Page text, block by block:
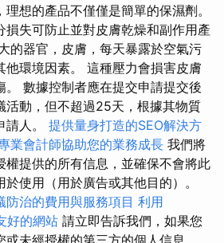
想的產品不僅僅是簡單的保濕劑。
損失可防止並對皮膚乾燥和副作用產
的器官，皮膚，每天暴露於空氣污
他環境因素。 這種壓力會損害皮膚
。 數據控制者應在提交申請提交後
活動，但不超過25天，根據其物質
人。 提供量身打造的SEO解決方
業會計師協助您的業務成長 我們將
權提供的所有信息，並確保不會將此
使用（用於廣告或其他目的）。
治的費用與服務項目 利用
好的網站 請立即告訴我們，如果您
未經授權的第三方的個人信息。